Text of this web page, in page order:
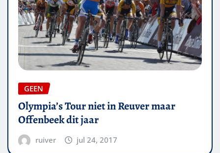
GEEN
Olympia’s Tour niet in Reuver maar
Offenbeek dit jaar
ruiver jul 24, 2017